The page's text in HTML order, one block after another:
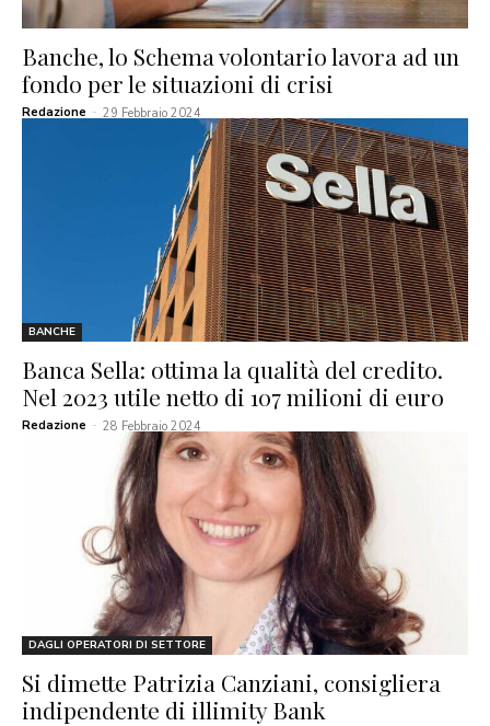
Banche, lo Schema volontario lavora ad un
fondo per le situazioni di crisi
Redazione - 29 Febbraio 2024
BANCHE
Banca Sella: ottima la qualità del credito.
Nel 2023 utile netto di 107 milioni di euro
Redazione - 28 Febbraio 2024
DAGLI OPERATORI DI SETTORE
Si dimette Patrizia Canziani, consigliera
indipendente di illimity Bank